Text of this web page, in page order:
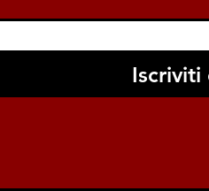
Iscriviti